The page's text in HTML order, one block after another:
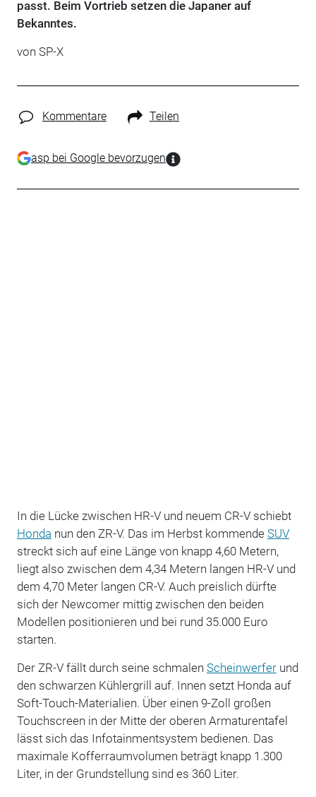
passt. Beim Vortrieb setzen die Japaner auf
Bekanntes.
von SP-X
Kommentare Teilen
asp bei Google bevorzugen
In die Lücke zwischen HR-V und neuem CR-V schiebt
Honda nun den ZR-V. Das im Herbst kommende SUV
streckt sich auf eine Länge von knapp 4,60 Metern,
liegt also zwischen dem 4,34 Metern langen HR-V und
dem 4,70 Meter langen CR-V. Auch preislich dürfte
sich der Newcomer mittig zwischen den beiden
Modellen positionieren und bei rund 35.000 Euro
starten.
Der ZR-V fällt durch seine schmalen Scheinwerferund
den schwarzen Kühlergrill auf. Innen setzt Honda auf
Soft-Touch-Materialien. Über einen 9-Zoll großen
Touchscreen in der Mitte der oberen Armaturentafel
lässt sich das Infotainmentsystem bedienen. Das
maximale Kofferraumvolumen beträgt knapp 1.300
Liter, in der Grundstellung sind es 360 Liter.